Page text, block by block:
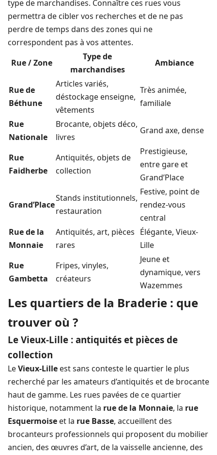
type de marchandises. Connaître ces rues vous
permettra de cibler vos recherches et de ne pas
perdre de temps dans des zones qui ne
correspondent pas à vos attentes.
Rue / Zone
Type de
marchandises
Ambiance
Rue de
Béthune
Articles variés,
déstockage enseigne,
vêtements
Très animée,
familiale
Rue
Nationale
Brocante, objets déco,
livres
Grand axe, dense
Rue
Faidherbe
Antiquités, objets de
collection
Prestigieuse,
entre gare et
Grand’Place
Grand’Place
Stands institutionnels,
restauration
Festive, point de
rendez-vous
central
Rue de la
Monnaie
Antiquités, art, pièces
rares
Élégante, Vieux-
Lille
Rue
Gambetta
Fripes, vinyles,
créateurs
Jeune et
dynamique, vers
Wazemmes
Les quartiers de la Braderie : que
trouver où ?
Le Vieux-Lille : antiquités et pièces de
collection
LeVieux-Lille est sans conteste le quartier le plus
recherché par les amateurs d’antiquités et de brocante
haut de gamme. Les rues pavées de ce quartier
historique, notamment la rue de la Monnaie, la rue
Esquermoise et la rue Basse, accueillent des
brocanteurs professionnels qui proposent du mobilier
ancien, des œuvres d’art, de la vaisselle ancienne, des